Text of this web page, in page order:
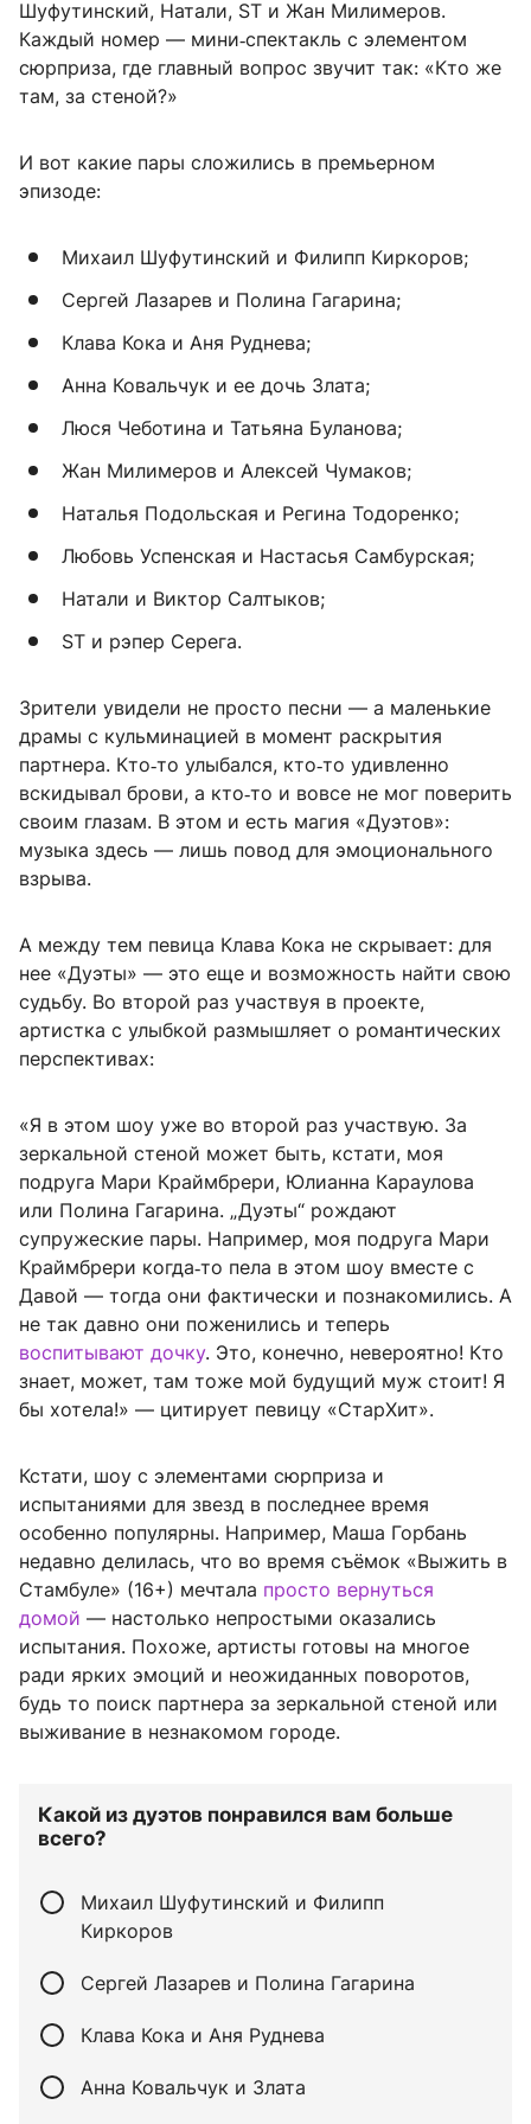
Шуфутинский, Натали, ST и Жан Милимеров.
Каждый номер — мини‑спектакль с элементом
сюрприза, где главный вопрос звучит так: «Кто же
там, за стеной?»
И вот какие пары сложились в премьерном
эпизоде:
Михаил Шуфутинский и Филипп Киркоров;
Сергей Лазарев и Полина Гагарина;
Клава Кока и Аня Руднева;
Анна Ковальчук и ее дочь Злата;
Люся Чеботина и Татьяна Буланова;
Жан Милимеров и Алексей Чумаков;
Наталья Подольская и Регина Тодоренко;
Любовь Успенская и Настасья Самбурская;
Натали и Виктор Салтыков;
ST и рэпер Серега.
Зрители увидели не просто песни — а маленькие
драмы с кульминацией в момент раскрытия
партнера. Кто‑то улыбался, кто‑то удивленно
вскидывал брови, а кто‑то и вовсе не мог поверить
своим глазам. В этом и есть магия «Дуэтов»:
музыка здесь — лишь повод для эмоционального
взрыва.
А между тем певица Клава Кока не скрывает: для
нее «Дуэты» — это еще и возможность найти свою
судьбу. Во второй раз участвуя в проекте,
артистка с улыбкой размышляет о романтических
перспективах:
«Я в этом шоу уже во второй раз участвую. За
зеркальной стеной может быть, кстати, моя
подруга Мари Краймбрери, Юлианна Караулова
или Полина Гагарина. „Дуэты“ рождают
супружеские пары. Например, моя подруга Мари
Краймбрери когда‑то пела в этом шоу вместе с
Давой — тогда они фактически и познакомились. А
не так давно они поженились и теперь
воспитывают дочку. Это, конечно, невероятно! Кто
знает, может, там тоже мой будущий муж стоит! Я
бы хотела!» — цитирует певицу «СтарХит».
Кстати, шоу с элементами сюрприза и
испытаниями для звезд в последнее время
особенно популярны. Например, Маша Горбань
недавно делилась, что во время съёмок «Выжить в
Стамбуле» (16+) мечтала просто вернуться
домой — настолько непростыми оказались
испытания. Похоже, артисты готовы на многое
ради ярких эмоций и неожиданных поворотов,
будь то поиск партнера за зеркальной стеной или
выживание в незнакомом городе.
Какой из дуэтов понравился вам больше
всего?
Михаил Шуфутинский и Филипп
Киркоров
Сергей Лазарев и Полина Гагарина
Клава Кока и Аня Руднева
Анна Ковальчук и Злата